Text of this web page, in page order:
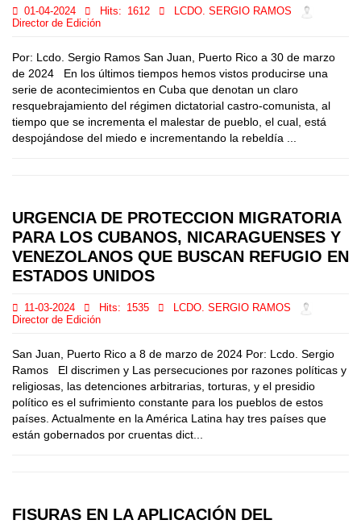
01-04-2024 Hits: 1612
LCDO. SERGIO RAMOS
Director de Edición
Por: Lcdo. Sergio Ramos San Juan, Puerto Rico a 30 de marzo
de 2024 En los últimos tiempos hemos vistos producirse una
serie de acontecimientos en Cuba que denotan un claro
resquebrajamiento del régimen dictatorial castro-comunista, al
tiempo que se incrementa el malestar de pueblo, el cual, está
despojándose del miedo e incrementando la rebeldía ...
URGENCIA DE PROTECCION MIGRATORIA
PARA LOS CUBANOS, NICARAGUENSES Y
VENEZOLANOS QUE BUSCAN REFUGIO EN
ESTADOS UNIDOS
11-03-2024 Hits: 1535
LCDO. SERGIO RAMOS
Director de Edición
San Juan, Puerto Rico a 8 de marzo de 2024 Por: Lcdo. Sergio
Ramos El discrimen y Las persecuciones por razones políticas y
religiosas, las detenciones arbitrarias, torturas, y el presidio
político es el sufrimiento constante para los pueblos de estos
países. Actualmente en la América Latina hay tres países que
están gobernados por cruentas dict...
FISURAS EN LA APLICACIÓN DEL